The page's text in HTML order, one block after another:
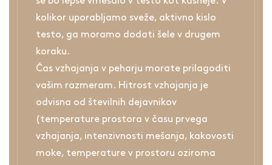
kolikor uporabljamo sveže, aktivno kislo
testo, ga moramo dodati šele v drugem
koraku.
Čas vzhajanja v peharju morate prilagoditi
vašim razmeram. Hitrost vzhajanja je
odvisna od številnih dejavnikov
(temperature prostora v času prvega
vzhajanja, intenzivnosti mešanja, kakovosti
moke, temperature v prostoru oziroma